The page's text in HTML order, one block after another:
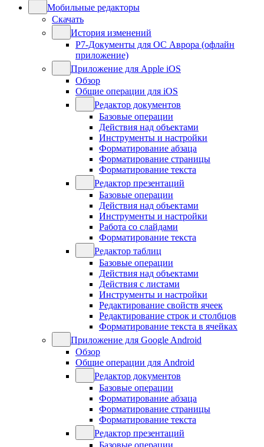
Мобильные редакторы
Скачать
История изменений
Р7-Документы для ОС Аврора (офлайн
приложение)
Приложение для Apple iOS
Обзор
Общие операции для iOS
Редактор документов
Базовые операции
Действия над объектами
Инструменты и настройки
Форматирование абзаца
Форматирование страницы
Форматирование текста
Редактор презентаций
Базовые операции
Действия над объектами
Инструменты и настройки
Работа со слайдами
Форматирование текста
Редактор таблиц
Базовые операции
Действия над объектами
Действия с листами
Инструменты и настройки
Редактирование свойств ячеек
Редактирование строк и столбцов
Форматирование текста в ячейках
Приложение для Google Android
Обзор
Общие операции для Android
Редактор документов
Базовые операции
Форматирование абзаца
Форматирование страницы
Форматирование текста
Редактор презентаций
Базовые операции